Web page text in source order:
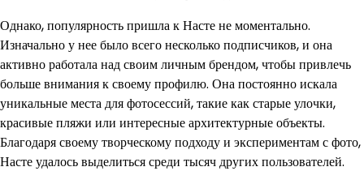
Однако, популярность пришла к Насте не моментально.
Изначально у нее было всего несколько подписчиков, и она
активно работала над своим личным брендом, чтобы привлечь
больше внимания к своему профилю. Она постоянно искала
уникальные места для фотосессий, такие как старые улочки,
красивые пляжи или интересные архитектурные объекты.
Благодаря своему творческому подходу и экспериментам с фото,
Насте удалось выделиться среди тысяч других пользователей.